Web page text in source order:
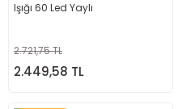
Işığı 60 Led Yaylı
2.721,75 TL
2.449,58 TL